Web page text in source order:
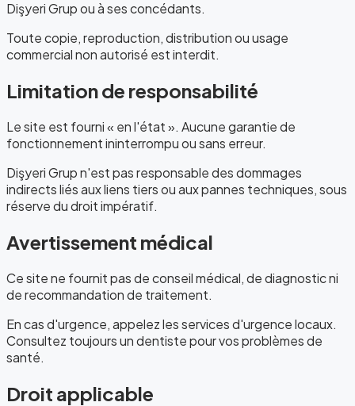
Dişyeri Grup ou à ses concédants.
Toute copie, reproduction, distribution ou usage
commercial non autorisé est interdit.
Limitation de responsabilité
Le site est fourni « en l'état ». Aucune garantie de
fonctionnement ininterrompu ou sans erreur.
Dişyeri Grup n'est pas responsable des dommages
indirects liés aux liens tiers ou aux pannes techniques, sous
réserve du droit impératif.
Avertissement médical
Ce site ne fournit pas de conseil médical, de diagnostic ni
de recommandation de traitement.
En cas d'urgence, appelez les services d'urgence locaux.
Consultez toujours un dentiste pour vos problèmes de
santé.
Droit applicable